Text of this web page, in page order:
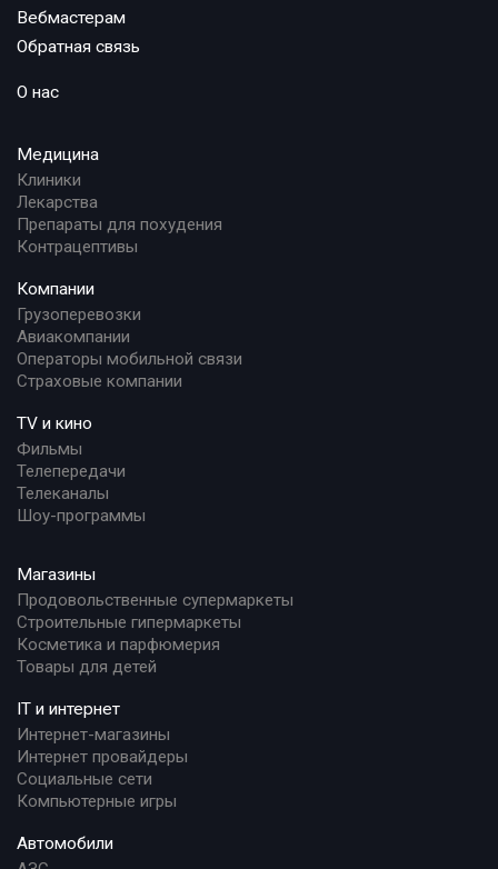
Вебмастерам
Обратная связь
О нас
Медицина
Клиники
Лекарства
Препараты для похудения
Контрацептивы
Компании
Грузоперевозки
Авиакомпании
Операторы мобильной связи
Страховые компании
TV и кино
Фильмы
Телепередачи
Телеканалы
Шоу-программы
Магазины
Продовольственные супермаркеты
Строительные гипермаркеты
Косметика и парфюмерия
Товары для детей
IT и интернет
Интернет-магазины
Интернет провайдеры
Социальные сети
Компьютерные игры
Автомобили